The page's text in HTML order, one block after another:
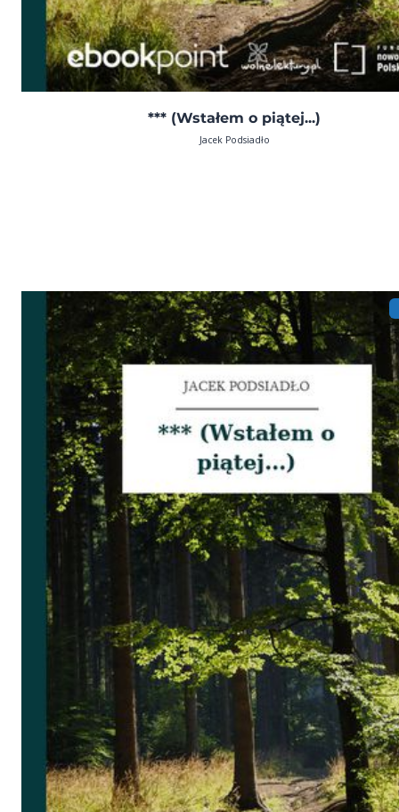
*** (Wstałem o piątej...)
Jacek Podsiadło